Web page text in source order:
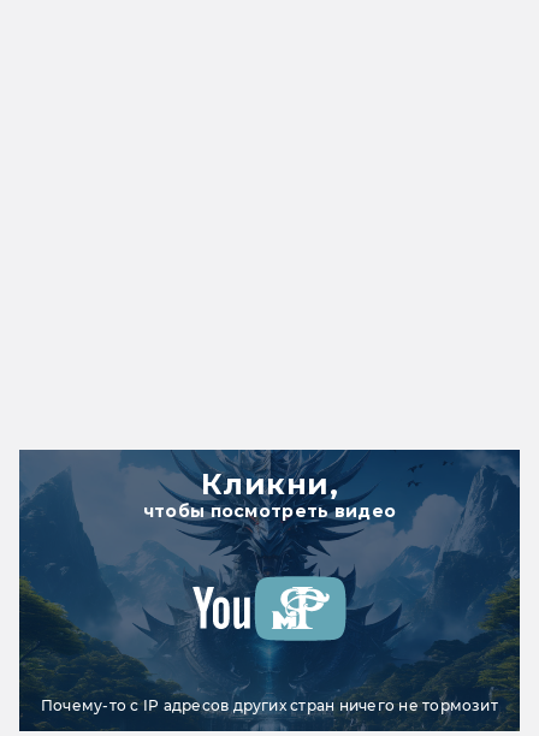
Кликни,
чтобы посмотреть видео
Почему-то с IP адресов других стран ничего не тормозит